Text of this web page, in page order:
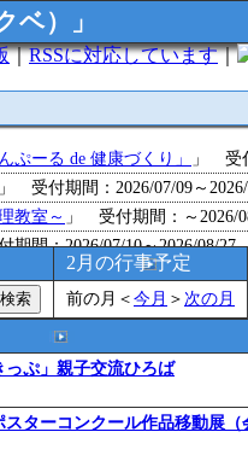
ベ）」
｜RSSに対応しています｜
ーる de 健康づくり」
」 受
」 受付期間：2026/07/09～
教室～ 」 受付期間：～2026/
間：2026/07/10～2026/08/27
」 受付期間：2026/07/13～2026/
」 受付期間：2026/08/10～2026/
」 受付期間：2026/08/10～
」 受付期間：2026/08/10～
回 水中レクリエーション 障
教室～」 受付期間：～2026/
2月の行事予定
前の月 ＜今月 ＞ 次の月
っぷ」親子交流ひろば
スターコンクール作品移動展（